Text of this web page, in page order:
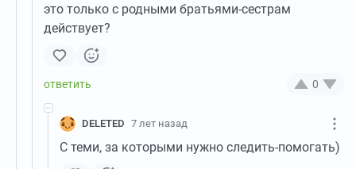
это только с родными братьями-сестрам
действует?
0
DELETED 7 лет назад
С теми, за которыми нужно следить-помогать)